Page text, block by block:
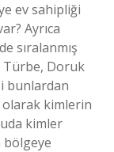
ev sahipliği
Ayrıca
sıralanmış
Türbe, Doruk
bunlardan
olarak kimlerin
kimler
bölgeye